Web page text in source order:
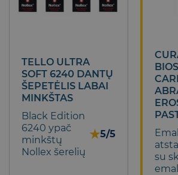
product
TELLO ULTRA
SOFT 6240 DANTŲ
ŠEPETĖLIS LABAI
MINKŠTAS
Black Edition
6240 ypač
minkštų
Nollex šerelių
★5/5
su